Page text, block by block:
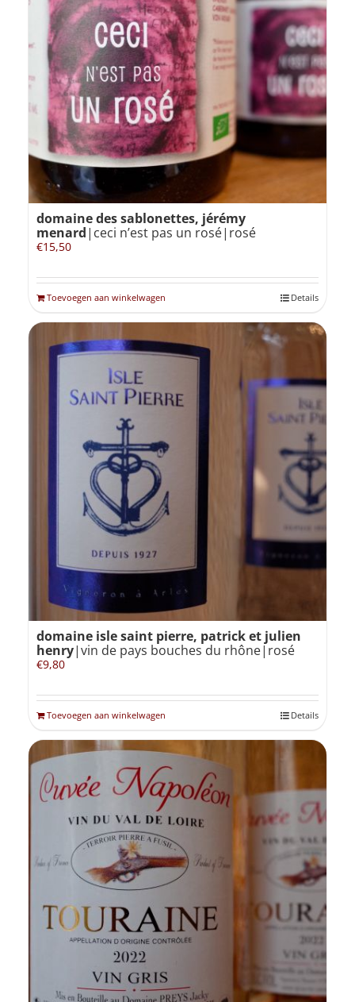
domaine des sablonettes, jérémy
menard|ceci n’est pas un rosé|rosé
€15,50
Toevoegen aan winkelwagen Details
domaine isle saint pierre, patrick et julien
henry|vin de pays bouches du rhône|rosé
€9,80
Toevoegen aan winkelwagen Details